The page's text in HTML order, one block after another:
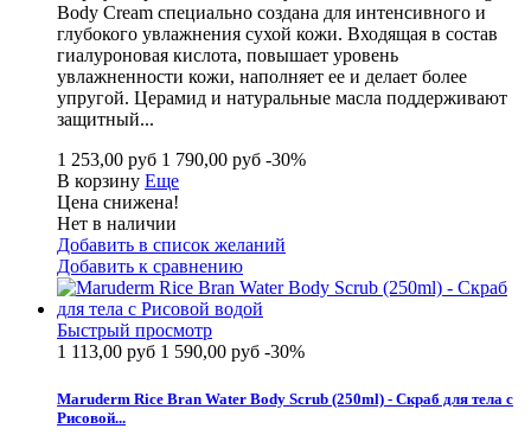
Body Cream специально создана для интенсивного и
глубокого увлажнения сухой кожи. Входящая в состав
гиалуроновая кислота, повышает уровень
увлажненности кожи, наполняет ее и делает более
упругой. Церамид и натуральные масла поддерживают
защитный...
1 253,00 руб 1 790,00 руб -30%
В корзину Еще
Цена снижена!
Нет в наличии
Добавить в список желаний
Добавить к сравнению
Быстрый просмотр
1 113,00 руб 1 590,00 руб -30%
Maruderm Rice Bran Water Body Scrub (250ml) - Скраб для тела с
Рисовой...